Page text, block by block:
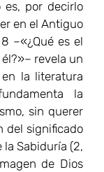
es, por decirlo
en el Antiguo
–«¿Qué es el
revela un
la literatura
la
sin querer
del significado
la Sabiduría (2,
de Dios